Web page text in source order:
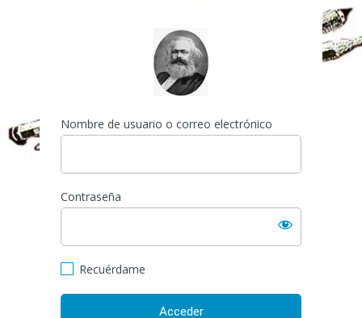
https://espai-marx.net/
Nombre de usuario o correo electrónico
Contraseña
Recuérdame